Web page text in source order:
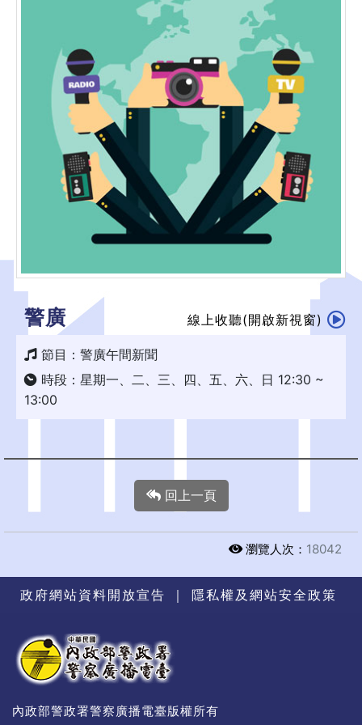
警廣 線上收聽(開啟新視窗)
節目：警廣午間新聞
時段：星期一、二、三、四、五、六、日 12:30 ~
13:00
回上一頁
瀏覽人次： 18042
政府網站資料開放宣告 ｜ 隱私權及網站安全政策
內政部警政署警察廣播電臺版權所有